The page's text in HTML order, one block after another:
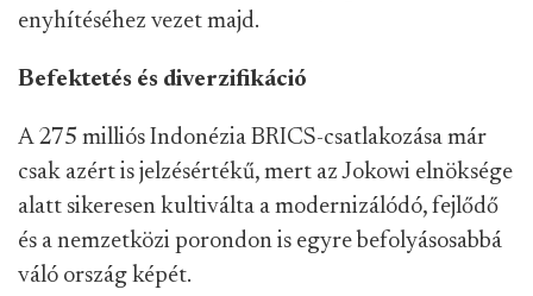
enyhítéséhez vezet majd.
Befektetés és diverzifikáció
A 275 milliós Indonézia BRICS-csatlakozása már
csak azért is jelzésértékű, mert az Jokowi elnöksége
alatt sikeresen kultiválta a modernizálódó, fejlődő
és a nemzetközi porondon is egyre befolyásosabbá
váló ország képét.